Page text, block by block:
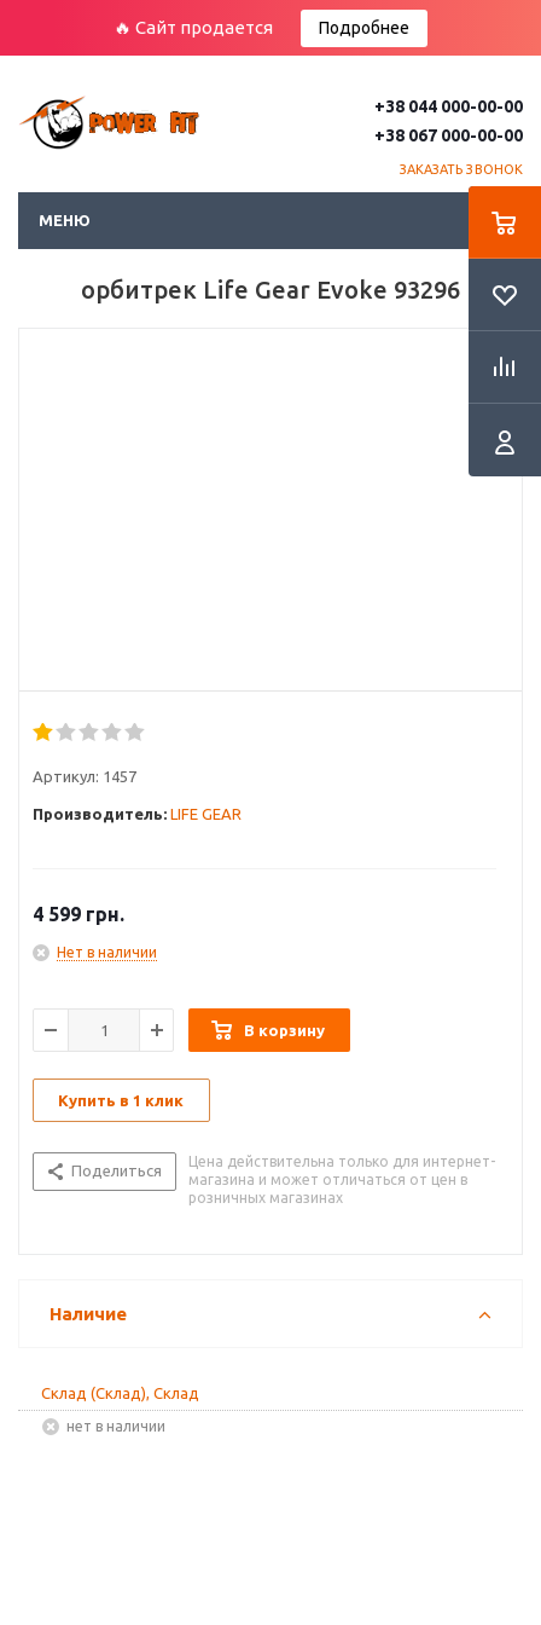
🔥 Сайт продается Подробнее
+38 044 000-00-00
+38 067 000-00-00
ЗАКАЗАТЬ ЗВОНОК
МЕНЮ
орбитрек Life Gear Evoke 93296
Артикул: 1457
Производитель: LIFE GEAR
4 599 грн.
Нет в наличии
В корзину
Купить в 1 клик
Поделиться
Цена действительна только для интернет-
магазина и может отличаться от цен в
розничных магазинах
Наличие
Склад (Склад), Склад
Нет в наличии